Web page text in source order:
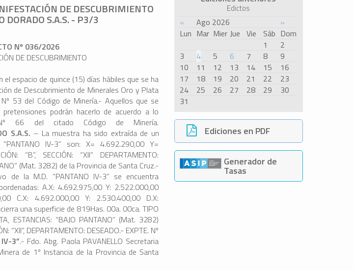
Edictos
« Ago 2026
»
Lun Mar Mier Jue Vie Sáb Dom
1
2
3
4 5 6 7 8
9
10
11 12 13 14 15
16
17
18 19 20 21 22
23
24
25 26 27 28 29
30
31
Ediciones en PDF
Generador de
Tasas
DE DESCUBRIMIENTO
DORADO S.A.S. - P3/3
Nº 036/2026
DE DESCUBRIMIENTO
espacio de quince (15) días hábiles que se ha
de Descubrimiento de Minerales Oro y Plata
53 del Código de Minería.- Aquellos que se
podrán hacerlo de acuerdo a lo
66 del citado Código de Minería.
S.A.S. – La muestra ha sido extraída de un
IV-3” son: X= 4.692.290,00 Y=
“B”, SECCIÓN: “XII” DEPARTAMENTO:
(Mat. 3282) de la Provincia de Santa Cruz.-
de la M.D. “PANTANO IV-3” se encuentra
A.X: 4.692.975,00 Y: 2.522.000,00
C.X: 4.692.000,00 Y: 2.530.400,00 D.X:
una superficie de 819Has. 00a. 00ca. TIPO
ESTANCIAS: “BAJO PANTANO” (Mat. 3282)
“XII”, DEPARTAMENTO: DESEADO.- EXPTE. Nº
3”.- Fdo. Abg. Paola PAVANELLO Secretaria
de 1º Instancia de la Provincia de Santa